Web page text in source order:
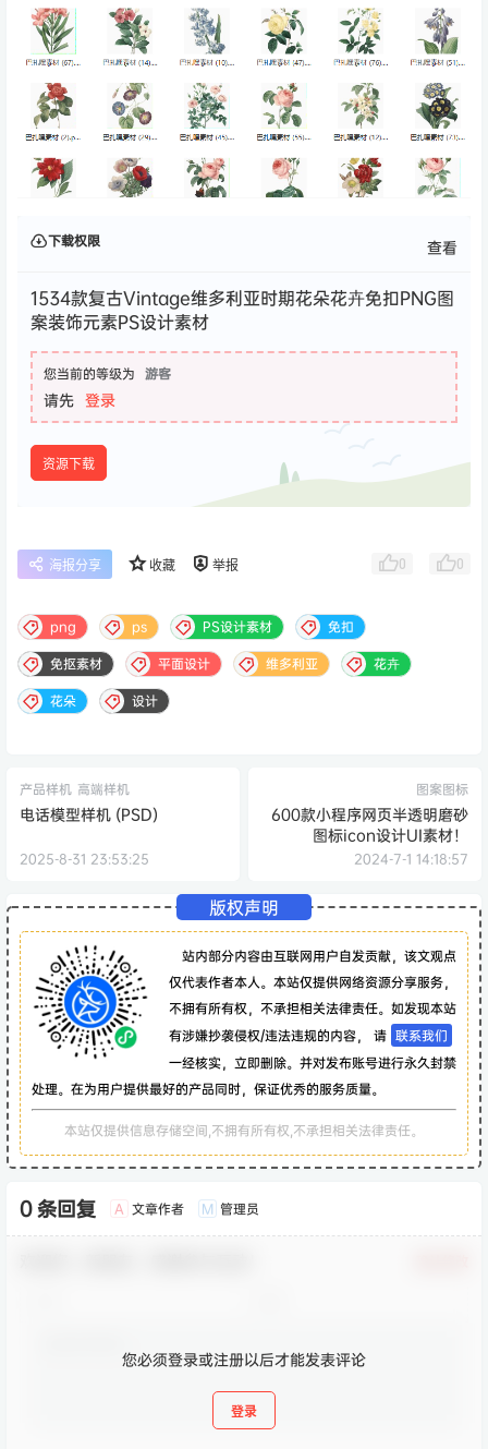
下载权限 查看
1534款复古Vintage维多利亚时期花朵花卉免扣PNG图
案装饰元素PS设计素材
您当前的等级为 游客
请先 登录
资源下载
海报分享 收藏 举报 0 0
png ps PS设计素材
免扣
免抠素材
平面设计 维多利亚
花卉
花朵
设计
产品样机 高端样机
电话模型样机 (PSD)
2025-8-31 23:53:25
图案图标
600款小程序网页半透明磨砂
图标icon设计UI素材！
2024-7-1 14:18:57
版权声明
站内部分内容由互联网用户自发贡献，该文观点
仅代表作者本人。本站仅提供网络资源分享服务，
不拥有所有权，不承担相关法律责任。如发现本站
有涉嫌抄袭侵权/违法违规的内容， 请 联系我们
一经核实，立即删除。并对发布账号进行永久封禁
处理。在为用户提供最好的产品同时，保证优秀的服务质量。
本站仅提供信息存储空间,不拥有所有权,不承担相关法律责任。
0 条回复 A 文章作者 M 管理员
您必须登录或注册以后才能发表评论
登录